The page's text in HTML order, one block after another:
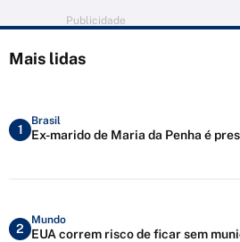
Publicidade
Mais lidas
1
Brasil
Ex-marido de Maria da Penha é
2
Mundo
EUA correm risco de ficar sem